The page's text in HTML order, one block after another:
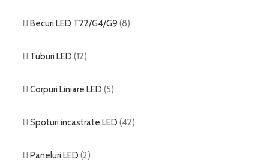
Becuri LED T22/G4/G9 (8)
Tuburi LED (12)
Corpuri Liniare LED (5)
Spoturi incastrate LED (42)
Paneluri LED (2)